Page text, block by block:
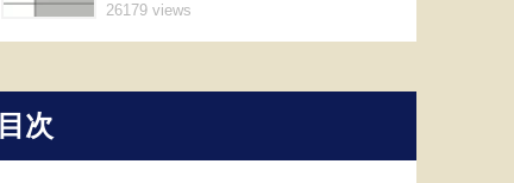
26179 views
目次